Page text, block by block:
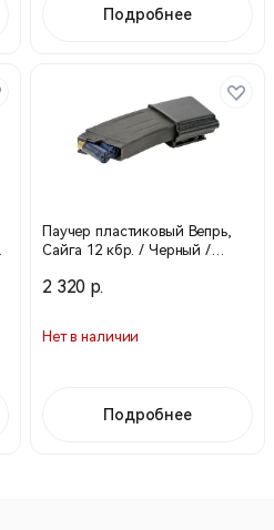
Подробнее
Паучер пластиковый Вепрь,
Сайга 12 кбр. / Черный /
2 320 р.
Нет в наличии
Подробнее